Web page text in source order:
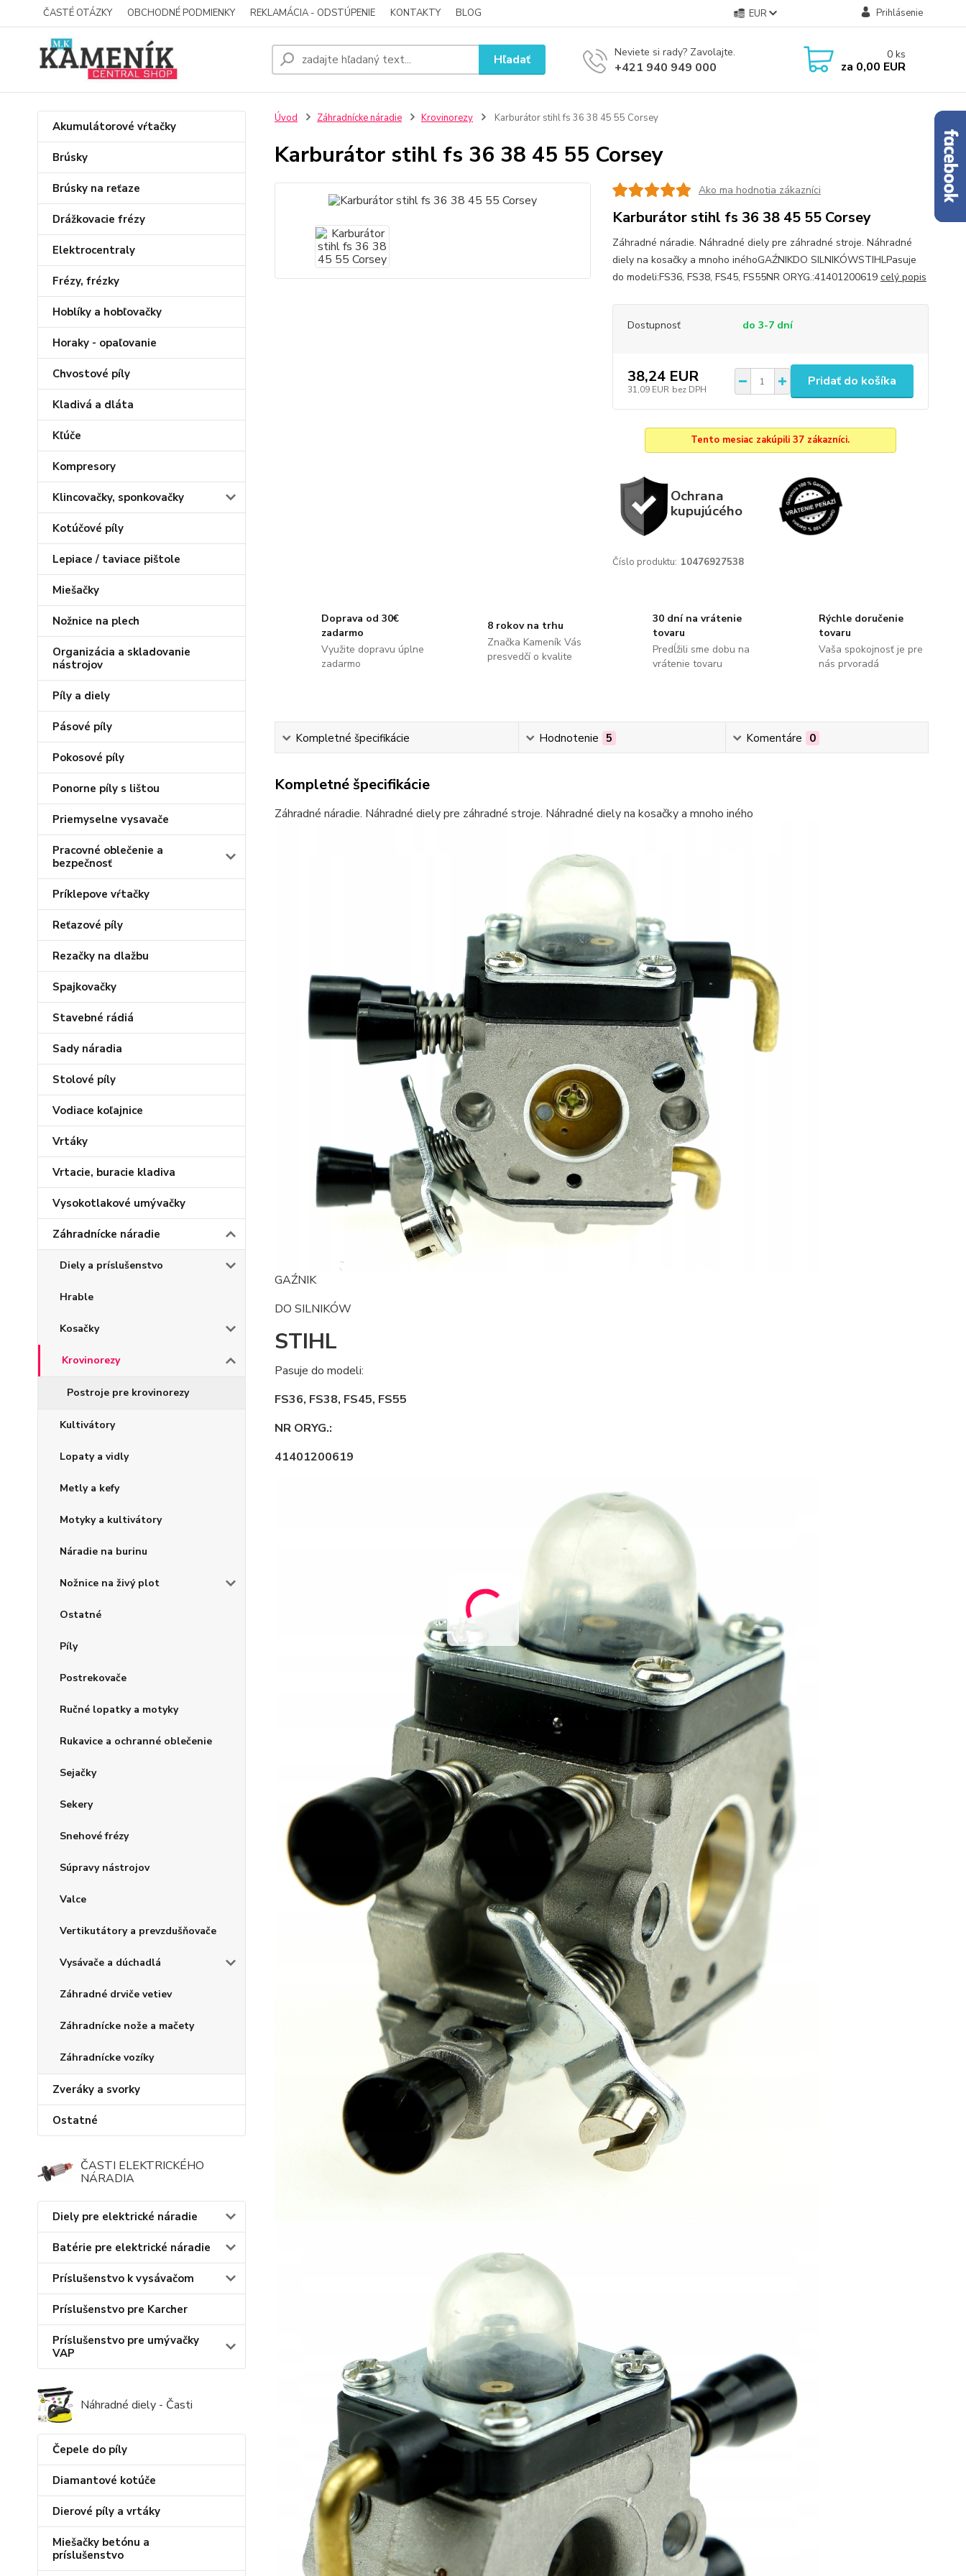
ČASTÉ OTÁZKY OBCHODNÉ PODMIENKY REKLAMÁCIA - ODSTÚPENIE KONTAKTY BLOG EUR Prihlásenie
Hľadať Neviete si rady? Zavolajte.
+421 940 949 000
0 ks
za 0,00 EUR
Akumulátorové vŕtačky
Brúsky
Brúsky na reťaze
Drážkovacie frézy
Elektrocentraly
Frézy, frézky
Hoblíky a hobľovačky
Horaky - opaľovanie
Chvostové píly
Kladivá a dláta
Kľúče
Kompresory
Klincovačky, sponkovačky
Kotúčové píly
Lepiace / taviace pištole
Miešačky
Nožnice na plech
Organizácia a skladovanie
nástrojov
Píly a diely
Pásové píly
Pokosové píly
Ponorne píly s lištou
Priemyselne vysavače
Pracovné oblečenie a
bezpečnosť
Príklepove vŕtačky
Reťazové píly
Rezačky na dlažbu
Spajkovačky
Stavebné rádiá
Sady náradia
Stolové píly
Vodiace koľajnice
Vrtáky
Vrtacie, buracie kladiva
Vysokotlakové umývačky
Záhradnícke náradie
Diely a príslušenstvo
Hrable
Kosačky
Krovinorezy
Postroje pre krovinorezy
Kultivátory
Lopaty a vidly
Metly a kefy
Motyky a kultivátory
Náradie na burinu
Nožnice na živý plot
Ostatné
Píly
Postrekovače
Ručné lopatky a motyky
Rukavice a ochranné oblečenie
Sejačky
Sekery
Snehové frézy
Súpravy nástrojov
Valce
Vertikutátory a prevzdušňovače
Vysávače a dúchadlá
Záhradné drviče vetiev
Záhradnícke nože a mačety
Záhradnícke vozíky
Zveráky a svorky
Ostatné
ČASTI ELEKTRICKÉHO
NÁRADIA
Diely pre elektrické náradie
Batérie pre elektrické náradie
Príslušenstvo k vysávačom
Príslušenstvo pre Karcher
Príslušenstvo pre umývačky
VAP
Náhradné diely - Časti
Čepele do píly
Diamantové kotúče
Dierové píly a vrtáky
Miešačky betónu a
príslušenstvo
Úvod Záhradnícke náradie Krovinorezy Karburátor stihl fs 36 38 45 55 Corsey
Karburátor stihl fs 36 38 45 55 Corsey
Ako ma hodnotia zákazníci
Karburátor stihl fs 36 38 45 55 Corsey
Záhradné náradie. Náhradné diely pre záhradné stroje. Náhradné
diely na kosačky a mnoho inéhoGAŹNIKDO SILNIKÓWSTIHLPasuje
do modeli:FS36, FS38, FS45, FS55NR ORYG.:41401200619 celý popis
Dostupnosť do 3-7 dní
38,24 EUR
31,09 EUR bez DPH
Pridať do košíka
Tento mesiac zakúpili 37 zákazníci.
Ochrana
kupujúcého
Číslo produktu: 10476927538
Doprava od 30€
zadarmo
Využite dopravu úplne
zadarmo
8 rokov na trhu
Značka Kameník Vás
presvedčí o kvalite
30 dní na vrátenie
tovaru
Predĺžili sme dobu na
vrátenie tovaru
Rýchle doručenie
tovaru
Vaša spokojnosť je pre
nás prvoradá
Kompletné špecifikácie Hodnotenie 5 Komentáre 0
Kompletné špecifikácie
Záhradné náradie. Náhradné diely pre záhradné stroje. Náhradné diely na kosačky a mnoho iného
GAŹNIK
DO SILNIKÓW
STIHL
Pasuje do modeli:
FS36, FS38, FS45, FS55
NR ORYG.:
41401200619